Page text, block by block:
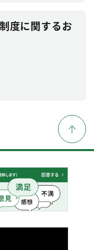
度に関するお